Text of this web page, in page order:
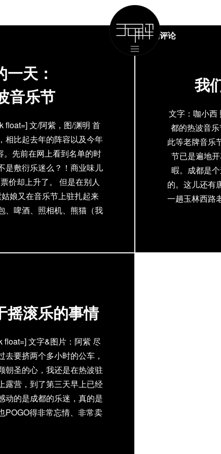
天：
音乐节
float=] 文/阿紫，图/渊明 首
相比起去年的阵容以及今年
。先前在网上看到名单的时
是敷衍乐迷么？！商业味儿
价却上升了。 但是在别人
娘又在音乐节上驻扎起来
、啤酒、照相机、熊猫（我
我
文字：咖小西
都的热波音
此等老牌音乐
节已是遍地
暇。成都是
的。这儿还有
一趟玉林西路
的乐迷们大都
现场评论
摇滚乐的事情
float=] 文字&图片：阿紫 尽
要挤两个多小时的公车，
朝圣的心，我还是在热波驻
露营，到了第三天早上已经
动的是成都的乐迷，真的是
POGO得非常忘情、非常卖